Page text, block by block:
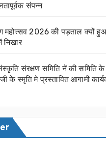
संपन्न
महोत्सव 2026 की पड़ताल क्यों
निखार
संरक्षण समिति नें की समिति के
के स्मृति मे प्रस्तावित आगामी